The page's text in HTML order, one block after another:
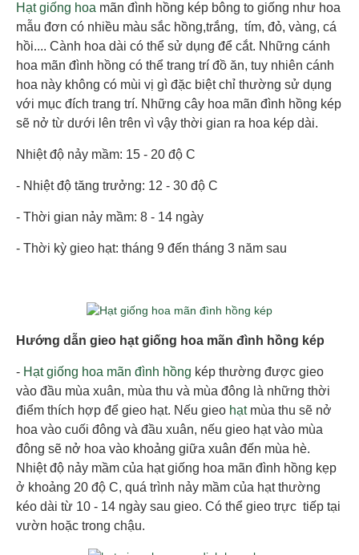
Hạt giống hoa mãn đình hồng kép bông to giống như hoa
mẫu đơn có nhiều màu sắc hồng,trắng, tím, đỏ, vàng, cá
hồi.... Cành hoa dài có thể sử dụng để cắt. Những cánh
hoa mãn đình hồng có thể trang trí đồ ăn, tuy nhiên cánh
hoa này không có mùi vị gì đặc biệt chỉ thường sử dụng
với mục đích trang trí. Những cây hoa mãn đình hồng kép
sẽ nở từ dưới lên trên vì vậy thời gian ra hoa kép dài.
Nhiệt độ nảy mầm: 15 - 20 độ C
- Nhiệt độ tăng trưởng: 12 - 30 độ C
- Thời gian nảy mầm: 8 - 14 ngày
- Thời kỳ gieo hạt: tháng 9 đến tháng 3 năm sau
Hướng dẫn gieo hạt giống hoa mãn đình hồng kép
- Hạt giống hoa mãn đình hồng kép thường được gieo
vào đầu mùa xuân, mùa thu và mùa đông là những thời
điểm thích hợp để gieo hạt. Nếu gieo hạtmùa thu sẽ nở
hoa vào cuối đông và đầu xuân, nếu gieo hạt vào mùa
đông sẽ nở hoa vào khoảng giữa xuân đến mùa hè.
Nhiệt độ nảy mầm của hạt giống hoa mãn đình hồng kẹp
ở khoảng 20 độ C, quá trình nảy mầm của hạt thường
kéo dài từ 10 - 14 ngày sau gieo. Có thể gieo trực tiếp tại
vườn hoặc trong chậu.